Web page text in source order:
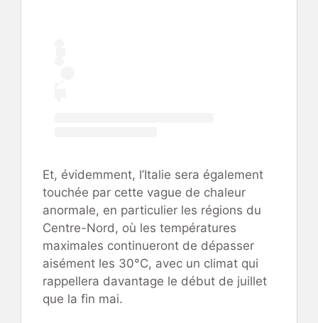
Et, évidemment, l’Italie sera également
touchée par cette vague de chaleur
anormale, en particulier les régions du
Centre-Nord, où les températures
maximales continueront de dépasser
aisément les 30°C, avec un climat qui
rappellera davantage le début de juillet
que la fin mai.